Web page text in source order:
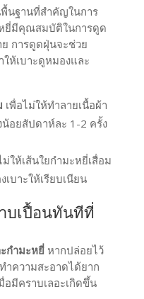
นฐานที่สำคัญในการ
ยี่มีคุณสมบัติในการดูด
การดูดฝุ่นจะช่วย
ห้เบาะดูหมองและ
เพื่อไม่ให้ทำลายเนื้อผ้า
อยสัปดาห์ละ 1-2 ครั้ง
ให้เส้นใยกำมะหยี่เสื่อม
บาะให้เรียบเนียน
บเปื้อนทันทีที่
ะกำมะหยี่หากปล่อยไว้
ำความสะอาดได้ยาก
มีคราบเลอะเกิดขึ้น